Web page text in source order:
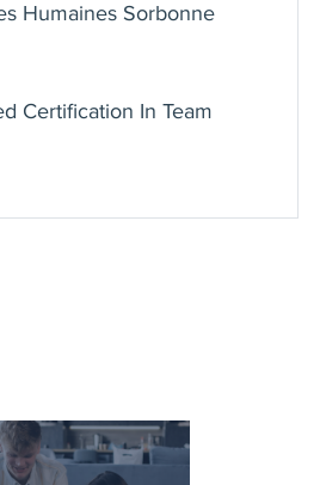
Humaines Sorbonne
Certification In Team